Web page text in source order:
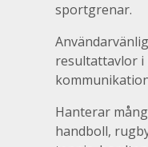
sportgrenar.
resultattavlor i
Hanterar
handboll,